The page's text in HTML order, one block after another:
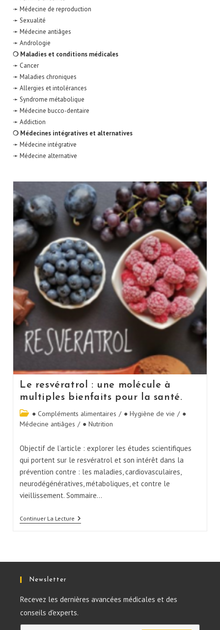
➛ Médecine de reproduction
➛ Sexualité
➛ Médecine antiâges
➛ Andrologie
❍ Maladies et conditions médicales
➛ Cancer
➛ Maladies chroniques
➛ Allergies et intolérances
➛ Syndrome métabolique
➛ Médecine bucco-dentaire
➛ Addiction
❍ Médecines intégratives et alternatives
➛ Médecine intégrative
➛ Médecine alternative
Le resvératrol : une molécule à
multiples bienfaits pour la santé.
● Compléments alimentaires / ● Hygiène de vie / ●
Médecine antiâges / ● Nutrition
Objectif de l’article : explorer les études scientifiques
qui portent sur le resvératrol et son intérêt dans la
prévention contre : les maladies, cardiovasculaires,
neurodégénératives, métaboliques, et contre le
vieillissement. Sommaire…
Continuer La Lecture
Newsletter
Recevez les dernières avancées médicales et des
conseils d'experts.